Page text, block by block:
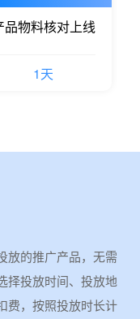
品物料核对上线
1天
放的推广产品，无需
择投放时间、投放地
费，按照投放时长计